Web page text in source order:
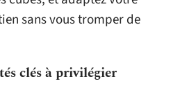
sans vous tromper de
clés à privilégier